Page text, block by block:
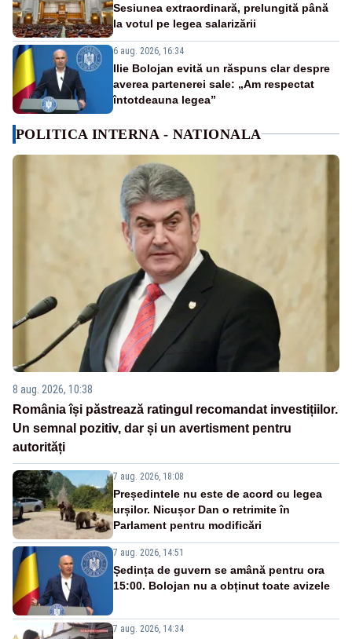
Sesiunea extraordinară, prelungită până
la votul pe legea salarizării
6 aug. 2026, 16:34
Ilie Bolojan evită un răspuns clar despre
averea partenerei sale: „Am respectat
întotdeauna legea”
POLITICA INTERNA - NATIONALA
8 aug. 2026, 10:38
România își păstrează ratingul recomandat investițiilor.
Un semnal pozitiv, dar și un avertisment pentru
autorități
7 aug. 2026, 18:08
Președintele nu este de acord cu legea
urșilor. Nicușor Dan o retrimite în
Parlament pentru modificări
7 aug. 2026, 14:51
Ședința de guvern se amână pentru ora
15:00. Bolojan nu a obținut toate avizele
7 aug. 2026, 14:34